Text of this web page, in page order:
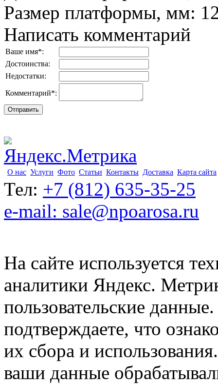
Размер платформы, мм:
Написать комментарий
Ваше имя*:
Достоинства:
Недостатки:
Комментарий*:
О нас Услуги Фото Статьи Контакты Доставка Карта сайта
Тел: +7 (812) 635-35-25
e-mail: sale@npoarosa.ru
На сайте используется
аналитики Яндекс.
пользовательские
подтверждаете, что
их сбора и
ваши данные